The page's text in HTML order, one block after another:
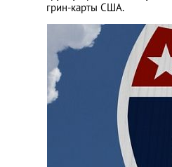
Россия
грин-карты США.